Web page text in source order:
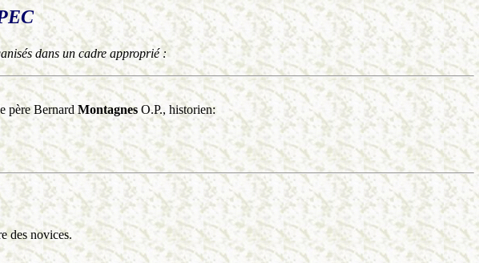
dans un cadre approprié :
père BernardMontagnes O.P., historien:
des novices.